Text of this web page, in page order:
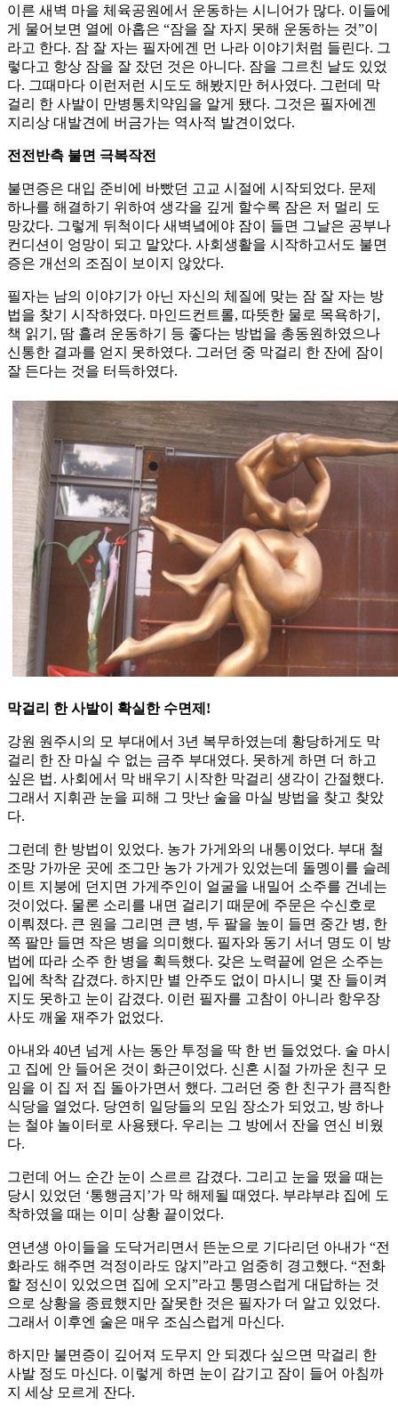
이른 새벽 마을 체육공원에서 운동하는 시니어가 많다. 이들에
게 물어보면 열에 아홉은 “잠을 잘 자지 못해 운동하는 것”이
라고 한다. 잠 잘 자는 필자에겐 먼 나라 이야기처럼 들린다. 그
렇다고 항상 잠을 잘 잤던 것은 아니다. 잠을 그르친 날도 있었
다. 그때마다 이런저런 시도도 해봤지만 허사였다. 그런데 막
걸리 한 사발이 만병통치약임을 알게 됐다. 그것은 필자에겐
지리상 대발견에 버금가는 역사적 발견이었다.
전전반측 불면 극복작전
불면증은 대입 준비에 바빴던 고교 시절에 시작되었다. 문제
하나를 해결하기 위하여 생각을 깊게 할수록 잠은 저 멀리 도
망갔다. 그렇게 뒤척이다 새벽녘에야 잠이 들면 그날은 공부나
컨디션이 엉망이 되고 말았다. 사회생활을 시작하고서도 불면
증은 개선의 조짐이 보이지 않았다.
필자는 남의 이야기가 아닌 자신의 체질에 맞는 잠 잘 자는 방
법을 찾기 시작하였다. 마인드컨트롤, 따뜻한 물로 목욕하기,
책 읽기, 땀 흘려 운동하기 등 좋다는 방법을 총동원하였으나
신통한 결과를 얻지 못하였다. 그러던 중 막걸리 한 잔에 잠이
잘 든다는 것을 터득하였다.
막걸리 한 사발이 확실한 수면제!
강원 원주시의 모 부대에서 3년 복무하였는데 황당하게도 막
걸리 한 잔 마실 수 없는 금주 부대였다. 못하게 하면 더 하고
싶은 법. 사회에서 막 배우기 시작한 막걸리 생각이 간절했다.
그래서 지휘관 눈을 피해 그 맛난 술을 마실 방법을 찾고 찾았
다.
그런데 한 방법이 있었다. 농가 가게와의 내통이었다. 부대 철
조망 가까운 곳에 조그만 농가 가게가 있었는데 돌멩이를 슬레
이트 지붕에 던지면 가게주인이 얼굴을 내밀어 소주를 건네는
것이었다. 물론 소리를 내면 걸리기 때문에 주문은 수신호로
이뤄졌다. 큰 원을 그리면 큰 병, 두 팔을 높이 들면 중간 병, 한
쪽 팔만 들면 작은 병을 의미했다. 필자와 동기 서너 명도 이 방
법에 따라 소주 한 병을 획득했다. 갖은 노력끝에 얻은 소주는
입에 착착 감겼다. 하지만 별 안주도 없이 마시니 몇 잔 들이켜
지도 못하고 눈이 감겼다. 이런 필자를 고참이 아니라 항우장
사도 깨울 재주가 없었다.
아내와 40년 넘게 사는 동안 투정을 딱 한 번 들었었다. 술 마시
고 집에 안 들어온 것이 화근이었다. 신혼 시절 가까운 친구 모
임을 이 집 저 집 돌아가면서 했다. 그러던 중 한 친구가 큼직한
식당을 열었다. 당연히 일당들의 모임 장소가 되었고, 방 하나
는 철야 놀이터로 사용됐다. 우리는 그 방에서 잔을 연신 비웠
다.
그런데 어느 순간 눈이 스르르 감겼다. 그리고 눈을 떴을 때는
당시 있었던 ‘통행금지’가 막 해제될 때였다. 부랴부랴 집에 도
착하였을 때는 이미 상황 끝이었다.
연년생 아이들을 도닥거리면서 뜬눈으로 기다리던 아내가 “전
화라도 해주면 걱정이라도 않지”라고 엄중히 경고했다. “전화
할 정신이 있었으면 집에 오지”라고 퉁명스럽게 대답하는 것
으로 상황을 종료했지만 잘못한 것은 필자가 더 알고 있었다.
그래서 이후엔 술은 매우 조심스럽게 마신다.
하지만 불면증이 깊어져 도무지 안 되겠다 싶으면 막걸리 한
사발 정도 마신다. 이렇게 하면 눈이 감기고 잠이 들어 아침까
지 세상 모르게 잔다.